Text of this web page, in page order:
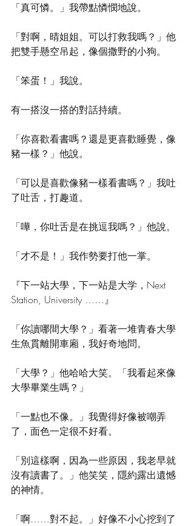
「真可憐。」我帶點憐憫地說。
「對啊，晴姐姐。可以打救我嗎？」他
把雙手懸空吊起，像個撒野的小狗。
「笨蛋！」我說。
有一搭沒一搭的對話持續。
「你喜歡看書嗎？還是更喜歡睡覺，像
豬一樣？」他說。
「可以是喜歡像豬一樣看書嗎？」我吐
了吐舌，打趣道。
「嘩，你吐舌是在挑逗我嗎？」他說。
「才不是！」我作勢要打他一掌。
『下一站大學，下一站是大学，Next
Station, University ……』
「你讀哪間大學？」看著一堆青春大學
生魚貫離開車廂，我好奇地問。
「大學？」他哈哈大笑。「我看起來像
大學畢業生嗎？」
「一點也不像。」我覺得好像被嘲弄
了，面色一定很不好看。
「別這樣啊，因為一些原因，我老早就
沒有讀書了。」他笑笑，隱約露出遺憾
的神情。
「啊……對不起。」好像不小心挖到了